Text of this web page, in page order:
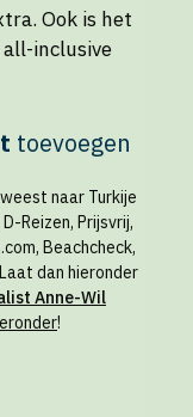
Ook is het
inclusive
toevoegen
naar Turkije
Reizen, Prijsvrij,
Beachcheck,
dan hieronder
Anne-Wil
!